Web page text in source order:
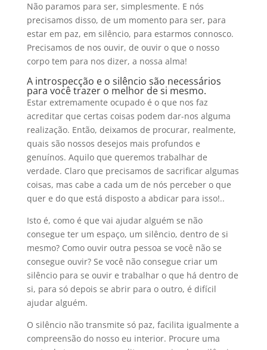
Não paramos para ser, simplesmente. E nós
precisamos disso, de um momento para ser, para
estar em paz, em silêncio, para estarmos connosco.
Precisamos de nos ouvir, de ouvir o que o nosso
corpo tem para nos dizer, a nossa alma!
A introspecção e o silêncio são necessários
para você trazer o melhor de si mesmo.
Estar extremamente ocupado é o que nos faz
acreditar que certas coisas podem dar-nos alguma
realização. Então, deixamos de procurar, realmente,
quais são nossos desejos mais profundos e
genuínos. Aquilo que queremos trabalhar de
verdade. Claro que precisamos de sacrificar algumas
coisas, mas cabe a cada um de nós perceber o que
quer e do que está disposto a abdicar para isso!..
Isto é, como é que vai ajudar alguém se não
consegue ter um espaço, um silêncio, dentro de si
mesmo? Como ouvir outra pessoa se você não se
consegue ouvir? Se você não consegue criar um
silêncio para se ouvir e trabalhar o que há dentro de
si, para só depois se abrir para o outro, é difícil
ajudar alguém.
O silêncio não transmite só paz, facilita igualmente a
compreensão do nosso eu interior. Procure uma